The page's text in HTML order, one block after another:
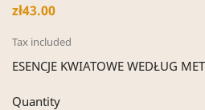
zł43.00
Tax included
ESENCJE KWIATOWE WEDŁUG
Quantity